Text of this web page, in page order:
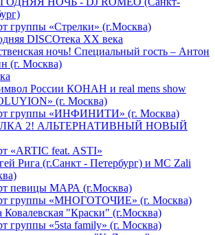
группы «Стрелки» (г.Москва)
DISCOтека ХХ века
ночь! Специальный гость – Антон
(г. Москва)
России КОНАН и real mens show
(г. Москва)
группы «ИНФИНИТИ» (г. Москва)
2! АЛЬТЕРНАТИВНЫЙ НОВЫЙ
«ARTIC feat. ASTI»
Рига (г.Санкт - Петербург) и MC Zali
певицы МАРА (г.Москва)
группы «МНОГОТОЧИЕ» (г. Москва)
Ковалевская "Краски" (г.Москва)
группы «5sta family» (г. Москва)